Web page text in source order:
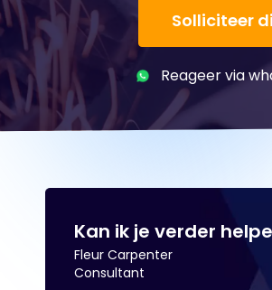
Solliciteer
Reageer via
Kan ik je verder
Fleur Carpenter
Consultant